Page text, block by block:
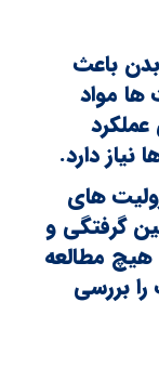
باعث
مواد
دارد.
های
گرفتگی و
هیچ مطالعه
بررسی